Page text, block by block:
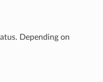
Depending on